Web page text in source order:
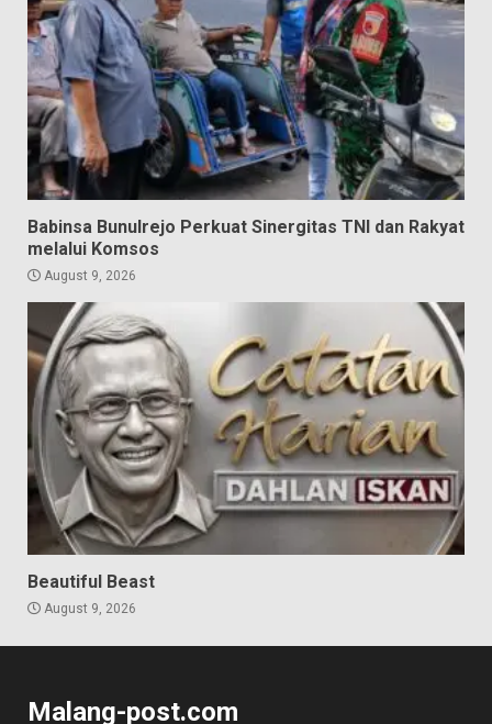
Babinsa Bunulrejo Perkuat Sinergitas TNI dan Rakyat
melalui Komsos
August 9, 2026
Beautiful Beast
August 9, 2026
Malang-post.com